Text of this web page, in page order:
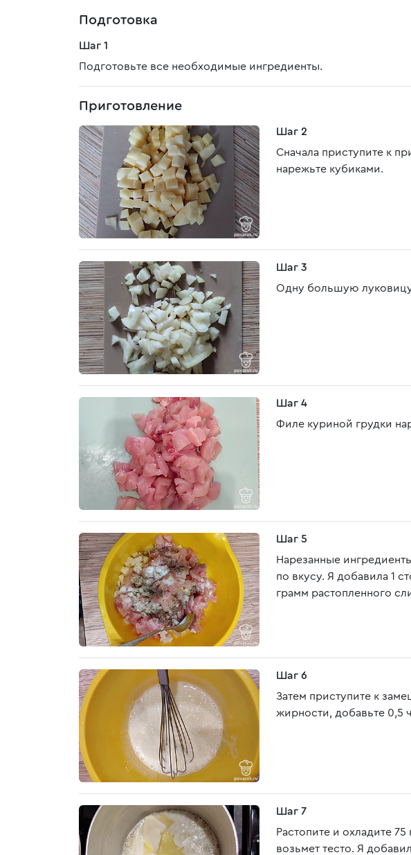
Подготовка
Шаг 1
Подготовьте все необходимые ингредиенты.
Приготовление
Шаг 2
Сначала приступите к
нарежьте кубиками.
Шаг 3
Одну большую луковицу
Шаг 4
Филе куриной грудки
Шаг 5
Нарезанные
по вкусу. Я добавила 1
грамм растопленного
Шаг 6
Затем приступите к
жирности, добавьте 0,5
Шаг 7
Растопите и охладите
возьмет тесто. Я